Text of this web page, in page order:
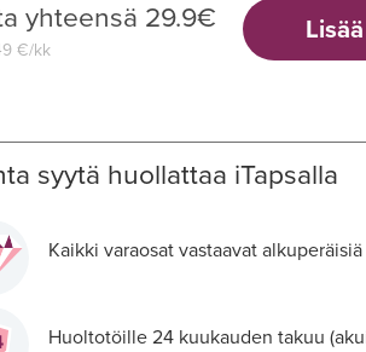
yhteensä 29.9€
€/kk
syytä huollattaa iTapsalla
Kaikki varaosat vastaavat
Huoltotöille 24 kuukauden takuu